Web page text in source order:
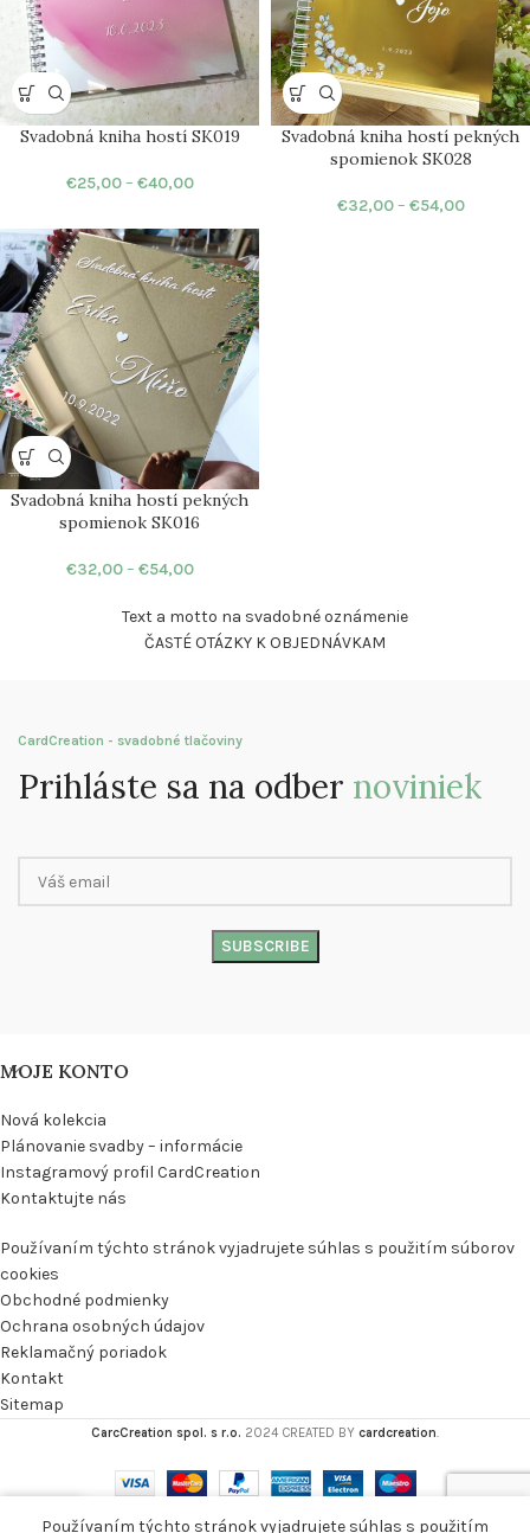
Svadobná kniha hostí SK019
€25,00 – €40,00
Svadobná kniha hostí pekných
spomienok SK028
€32,00 – €54,00
Svadobná kniha hostí pekných
spomienok SK016
€32,00 – €54,00
Text a motto na svadobné oznámenie
ČASTÉ OTÁZKY K OBJEDNÁVKAM
CardCreation - svadobné tlačoviny
Prihláste sa na odber noviniek
MOJE KONTO
Nová kolekcia
Plánovanie svadby – informácie
Instagramový profil CardCreation
Kontaktujte nás
Používaním týchto stránok vyjadrujete súhlas s použitím súborov
cookies
Obchodné podmienky
Ochrana osobných údajov
Reklamačný poriadok
Kontakt
Sitemap
CarcCreation spol. s r.o. 2024 CREATED BY cardcreation.
Používaním týchto stránok vyjadrujete súhlas s použitím